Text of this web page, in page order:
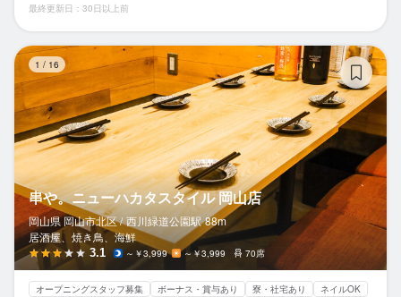
最終更新日：30日以上前
1 / 16
串や。ニューハカタスタイル 岡山店
岡山県 岡山市北区 / 西川緑道公園駅 88m
居酒屋、焼き鳥、海鮮
3.1 ～￥3,999 ～￥3,999 70席
オープニングスタッフ募集 ボーナス・賞与あり 寮・社宅あり
ネイルOK